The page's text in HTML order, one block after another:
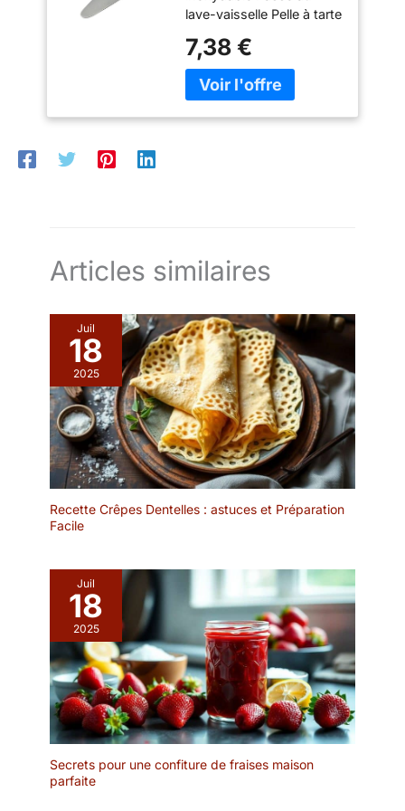
lave-vaisselle Pelle à tarte
à la main Matériau : acier
inoxydable chromé 18 %
7,38 €
Articles similaires
Juil
18
2025
Recette Crêpes Dentelles : astuces et Préparation
Facile
Juil
18
2025
Secrets pour une confiture de fraises maison
parfaite